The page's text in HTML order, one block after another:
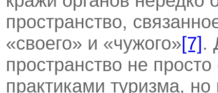
пространство,
«своего» и «чужого»[7].
пространство не
практиками туризма,